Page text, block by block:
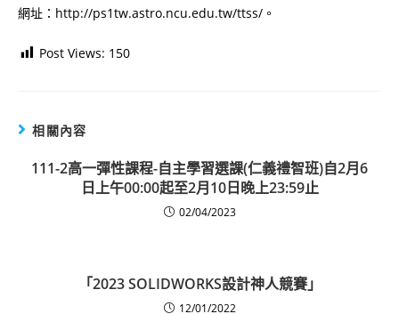
網址：http://ps1tw.astro.ncu.edu.tw/ttss/。
Post Views: 150
相關內容
111-2高一彈性課程-自主學習選課(仁義禮智班)自2月6
日上午00:00起至2月10日晚上23:59止
02/04/2023
「2023 SOLIDWORKS設計神人競賽」
12/01/2022